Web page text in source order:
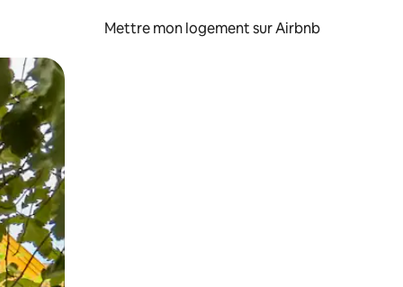
Mettre mon logement sur Airbnb